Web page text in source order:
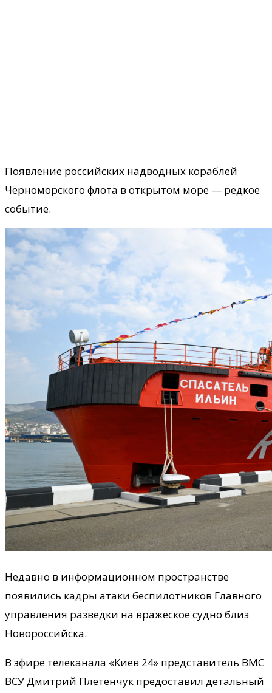
Появление российских надводных кораблей
Черноморского флота в открытом море — редкое
событие.
Недавно в информационном пространстве
появились кадры атаки беспилотников Главного
управления разведки на вражеское судно близ
Новороссийска.
В эфире телеканала «Киев 24» представитель ВМС
ВСУ Дмитрий Плетенчук предоставил детальный